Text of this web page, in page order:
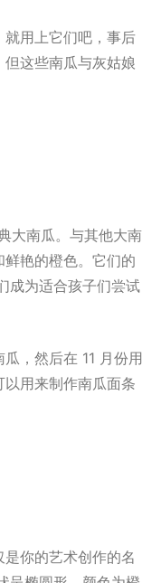
用上它们吧，事后
这些南瓜与灰姑娘
大南瓜。与其他大南
艳的橙色。它们的
成为适合孩子们尝试
，然后在 11 月份用
用来制作南瓜面条
你的艺术创作的名